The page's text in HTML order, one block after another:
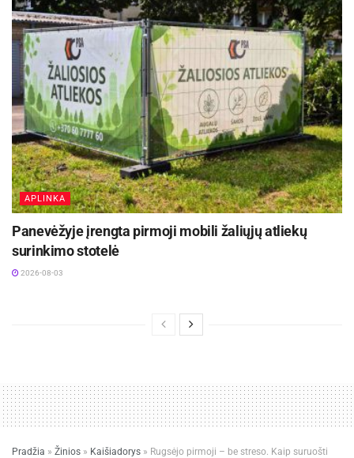
APLINKA
Panevėžyje įrengta pirmoji mobili žaliųjų atliekų
surinkimo stotelė
2026-08-03
Pradžia » Žinios » Kaišiadorys » Rugsėjo pirmoji – be streso. Kaip suruošti